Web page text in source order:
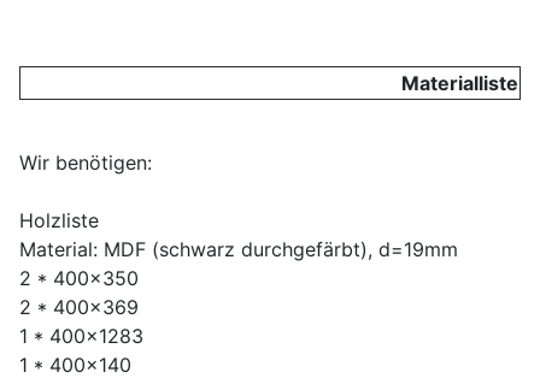
Materialliste
Wir benötigen:
Holzliste
Material: MDF (schwarz durchgefärbt), d=19mm
2 * 400x350
2 * 400x369
1 * 400x1283
1 * 400x140